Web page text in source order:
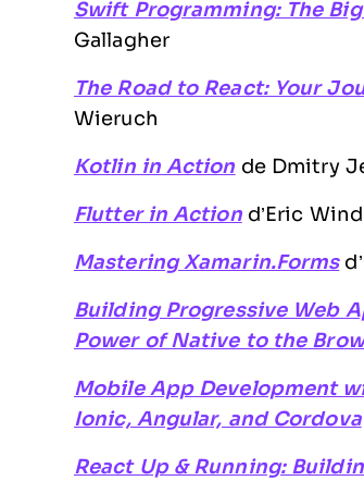
Swift Programming: The
Gallagher
The Road to React: Your
Wieruch
Kotlin in Action de Dmitry
Flutter in Actiond’Eric
Mastering Xamarin.Forms
Building Progressive Web
Power of Native to the
Mobile App Development
Ionic, Angular, and Cordova
React Up & Running: